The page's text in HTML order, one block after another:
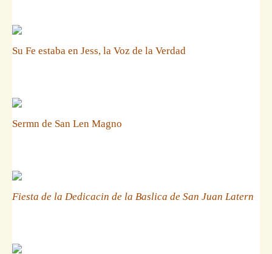
Su Fe estaba en Jess, la Voz de la Verdad
Sermn de San Len Magno
Fiesta de la Dedicacin de la Baslica de San Juan Latern